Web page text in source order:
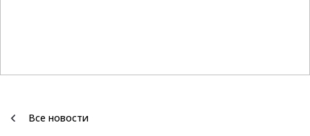
Все новости